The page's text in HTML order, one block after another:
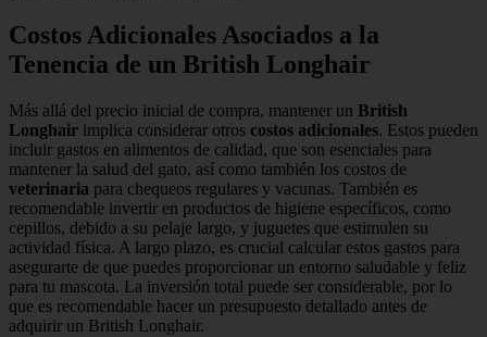
Costos Adicionales Asociados a la
Tenencia de un British Longhair
Más allá del precio inicial de compra, mantener un British
Longhair implica considerar otros costos adicionales. Estos pueden
incluir gastos en alimentos de calidad, que son esenciales para
mantener la salud del gato, así como también los costos de
veterinaria para chequeos regulares y vacunas. También es
recomendable invertir en productos de higiene específicos, como
cepillos, debido a su pelaje largo, y juguetes que estimulen su
actividad física. A largo plazo, es crucial calcular estos gastos para
asegurarte de que puedes proporcionar un entorno saludable y feliz
para tu mascota. La inversión total puede ser considerable, por lo
que es recomendable hacer un presupuesto detallado antes de
adquirir un British Longhair.